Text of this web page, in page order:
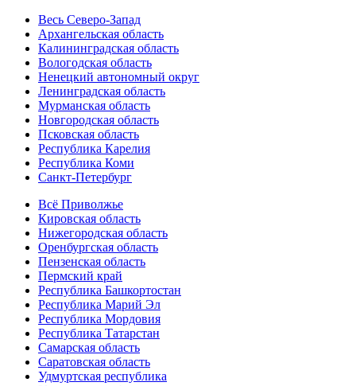
Весь Северо-Запад
Архангельская область
Калининградская область
Вологодская область
Ненецкий автономный округ
Ленинградская область
Мурманская область
Новгородская область
Псковская область
Республика Карелия
Республика Коми
Санкт-Петербург
Всё Приволжье
Кировская область
Нижегородская область
Оренбургская область
Пензенская область
Пермский край
Республика Башкортостан
Республика Марий Эл
Республика Мордовия
Республика Татарстан
Самарская область
Саратовская область
Удмуртская республика